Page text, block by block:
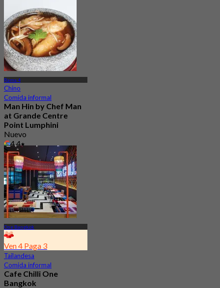
Desde฿ 462.5
Rama 4
Chino
Comida informal
Man Hin by Chef Man
at Grande Centre
Point Lumphini
Nuevo
4.4
Desde
฿ 410
One Bangkok
Ven 4 Paga 3
Tailandesa
Comida informal
Cafe Chilli One
Bangkok